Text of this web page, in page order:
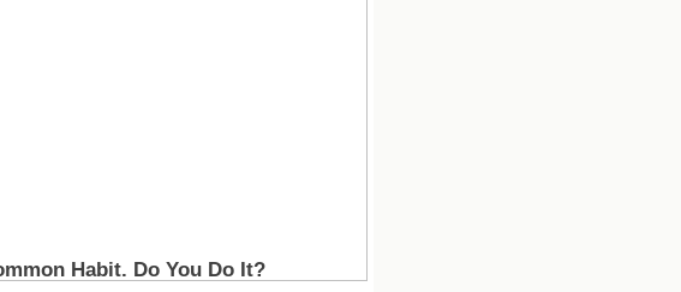
En general, el sentimiento es de
del club. Se estima que el Real
ayudar a equilibrar las cuentas tras
adecuada de estos fondos será